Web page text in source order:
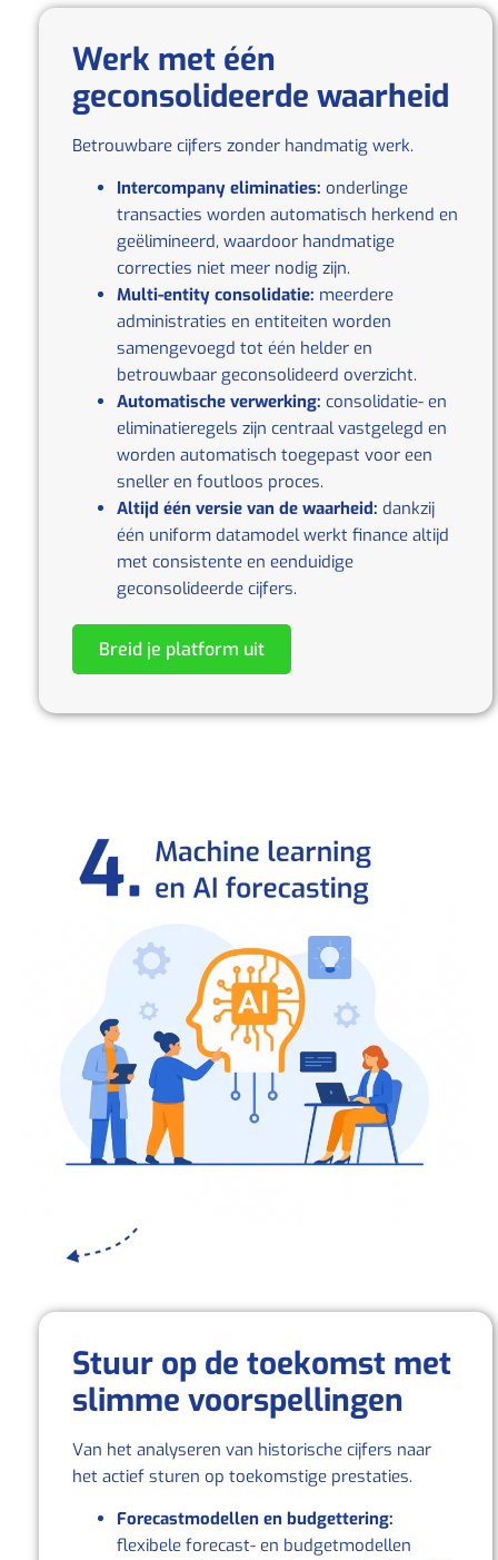
Werk met één
geconsolideerde waarheid
Betrouwbare cijfers zonder handmatig werk.
Intercompany eliminaties: onderlinge
transacties worden automatisch herkend en
geëlimineerd, waardoor handmatige
correcties niet meer nodig zijn.
Multi‑entity consolidatie: meerdere
administraties en entiteiten worden
samengevoegd tot één helder en
betrouwbaar geconsolideerd overzicht.
Automatische verwerking: consolidatie‑ en
eliminatieregels zijn centraal vastgelegd en
worden automatisch toegepast voor een
sneller en foutloos proces.
Altijd één versie van de waarheid: dankzij
één uniform datamodel werkt finance altijd
met consistente en eenduidige
geconsolideerde cijfers.
Breid je platform uit
Stuur op de toekomst met
slimme voorspellingen
Van het analyseren van historische cijfers naar
het actief sturen op toekomstige prestaties.
Forecastmodellen en budgettering:
flexibele forecast‑ en budgetmodellen